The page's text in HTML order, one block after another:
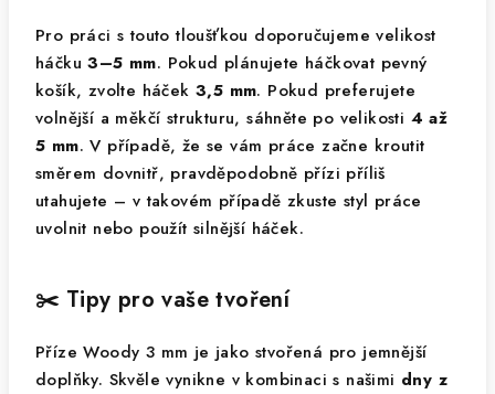
Pro práci s touto tloušťkou doporučujeme velikost
háčku3–5 mm. Pokud plánujete háčkovat pevný
košík, zvolte háček 3,5 mm. Pokud preferujete
volnější a měkčí strukturu, sáhněte po velikosti 4 až
5 mm. V případě, že se vám práce začne kroutit
směrem dovnitř, pravděpodobně přízi příliš
utahujete – v takovém případě zkuste styl práce
uvolnit nebo použít silnější háček.
✂️ Tipy pro vaše tvoření
Příze Woody 3 mm je jako stvořená pro jemnější
doplňky. Skvěle vynikne v kombinaci s našimi dny z